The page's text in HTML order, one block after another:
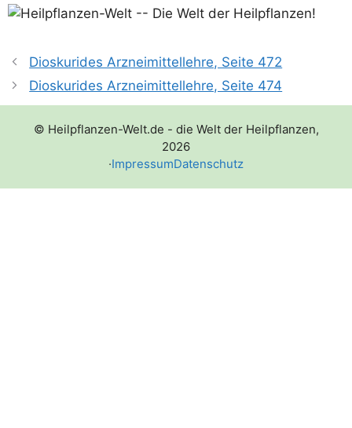
Dioskurides Arzneimittellehre, Seite 472
Dioskurides Arzneimittellehre, Seite 474
© Heilpflanzen-Welt.de - die Welt der Heilpflanzen,
2026
·ImpressumDatenschutz